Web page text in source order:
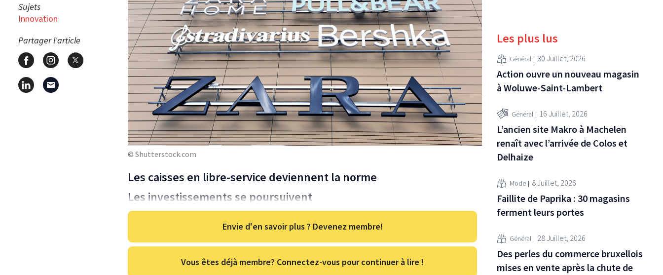
Sujets
Innovation
Partager l'article
© Shutterstock.com
Les caisses en libre-service deviennent la norme
Les investissements se poursuivent
Envie d'en savoir plus ? Devenez membre!
Vous êtes déjà membre? Connectez-vous pour continuer à lire !
Les plus lus
Général 30 Juillet, 2026
Action ouvre un nouveau magasin
à Woluwe-Saint-Lambert
Général 16 Juillet, 2026
L’ancien site Makro à Machelen
renaît avec l’arrivée de Colos et
Delhaize
Mode 8 Juillet, 2026
Faillite de Paprika : 30 magasins
ferment leurs portes
Général 28 Juillet, 2026
Des perles du commerce bruxellois
mises en vente après la chute de